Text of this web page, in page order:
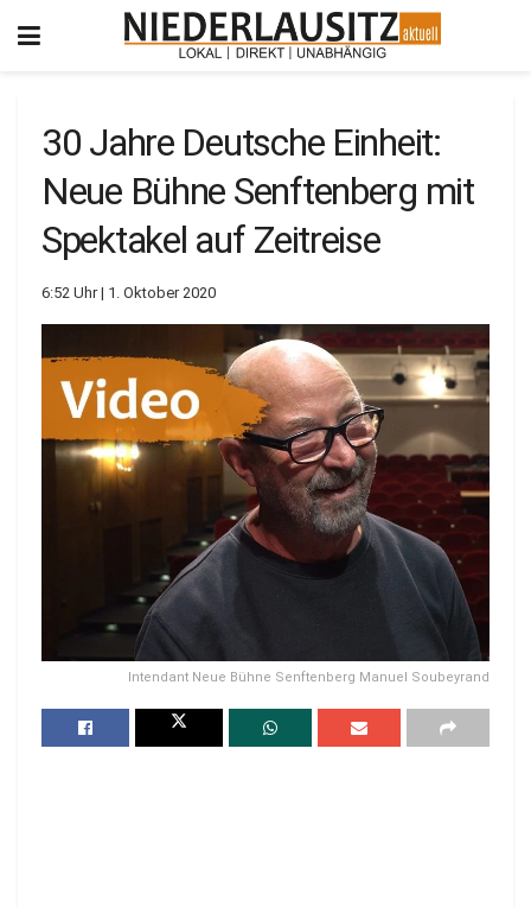
30 Jahre Deutsche Einheit:
Neue Bühne Senftenberg mit
Spektakel auf Zeitreise
6:52 Uhr | 1. Oktober 2020
Intendant Neue Bühne Senftenberg Manuel Soubeyrand